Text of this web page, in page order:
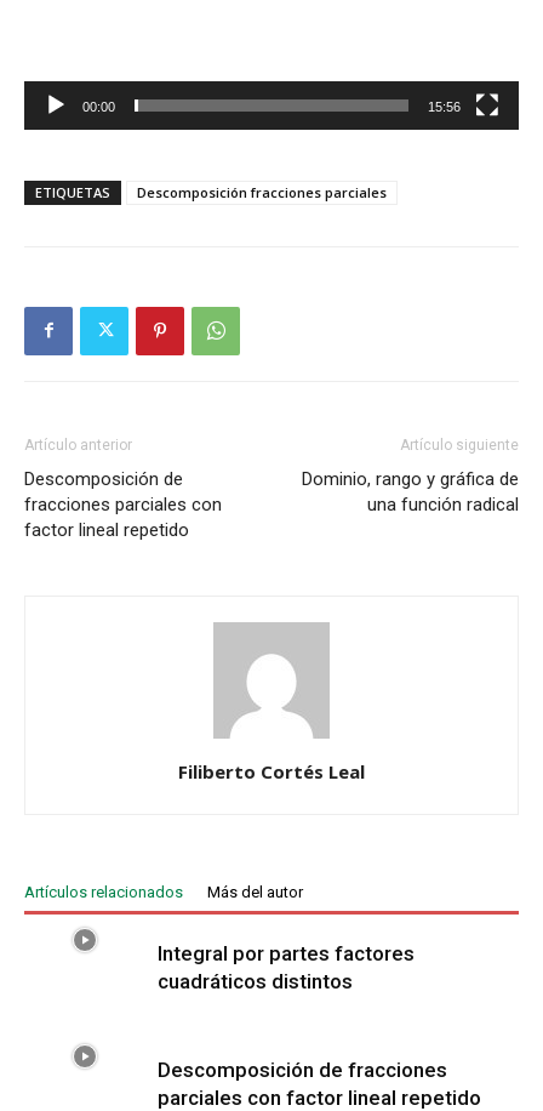
00:00 15:56
ETIQUETAS Descomposición fracciones parciales
Artículo anterior
Descomposición de
fracciones parciales con
factor lineal repetido
Artículo siguiente
Dominio, rango y gráfica de
una función radical
Filiberto Cortés Leal
Artículos relacionados Más del autor
Integral por partes factores
cuadráticos distintos
Descomposición de fracciones
parciales con factor lineal repetido